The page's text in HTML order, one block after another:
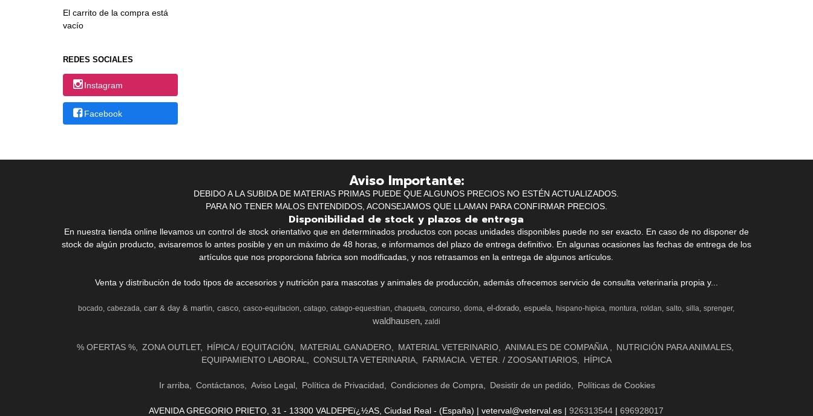
El carrito de la compra está
vacío
REDES SOCIALES
Instagram
Facebook
Aviso Importante:
DEBIDO A LA SUBIDA DE MATERIAS PRIMAS PUEDE QUE ALGUNOS PRECIOS NO ESTÉN ACTUALIZADOS.
PARA NO TENER MALOS ENTENDIDOS, ACONSEJAMOS QUE LLAMAN PARA CONFIRMAR PRECIOS.
Disponibilidad de stock y plazos de entrega
En nuestra tienda online llevamos un control de stock orientativo que en determinados productos con pocas unidades disponibles puede no ser exacto. En caso de no disponer de
stock de algún producto, avisaremos lo antes posible y en un máximo de 48 horas, e informamos del plazo de entrega definitivo. En algunas ocasiones las fechas de entrega de los
artículos que nos proporciona fabrica son modificadas, y nos retrasamos en la entrega de algunos artículos.
Venta y distribución de todo tipos de accesorios y nutrición para mascotas y animales de producción, además ofrecemos servicio de consulta veterinaria propia y...
bocado cabezada carr & day & martin casco casco-equitacion catago catago-equestrian chaqueta concurso doma el-dorado espuela hispano-hipica montura roldan salto silla sprenger
waldhausen zaldi
% OFERTAS % ZONA OUTLET HÍPICA / EQUITACIÓN MATERIAL GANADERO MATERIAL VETERINARIO ANIMALES DE COMPAÑIA
NUTRICIÓN PARA ANIMALES
EQUIPAMIENTO LABORAL
CONSULTA VETERINARIA FARMACIA. VETER. / ZOOSANTIARIOS HÍPICA
Ir arriba Contáctanos Aviso Legal Política de Privacidad Condiciones de Compra Desistir de un pedido Políticas de Cookies
AVENIDA GREGORIO PRIETO, 31 - 13300 VALDEPEï¿½AS, Ciudad Real - (España) | veterval@veterval.es |926313544 |696928017